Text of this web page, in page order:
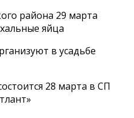
района 29 марта
яйца
в усадьбе
28 марта в СП